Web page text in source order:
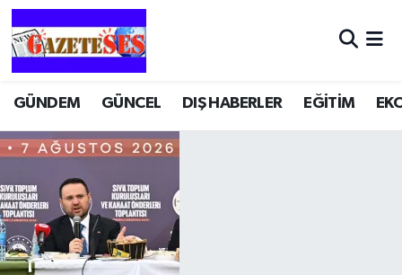
GÜNDEM GÜNCEL DIŞ HABERLER EĞİTİM